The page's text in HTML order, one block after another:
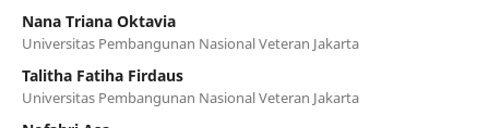
Nana Triana Oktavia
Universitas Pembangunan Nasional Veteran Jakarta
Talitha Fatiha Firdaus
Universitas Pembangunan Nasional Veteran Jakarta